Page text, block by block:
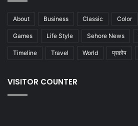
About Business Classic Color
Games Life Style Sehore News
Timeline Travel World प्रकोप
VISITOR COUNTER